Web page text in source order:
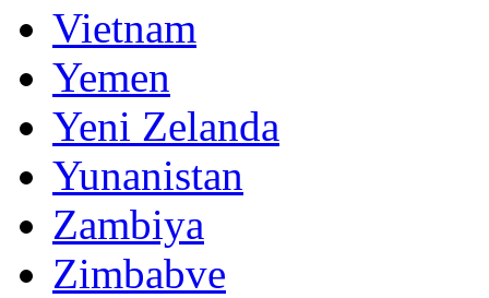
Vietnam
Yemen
Yeni Zelanda
Yunanistan
Zambiya
Zimbabve